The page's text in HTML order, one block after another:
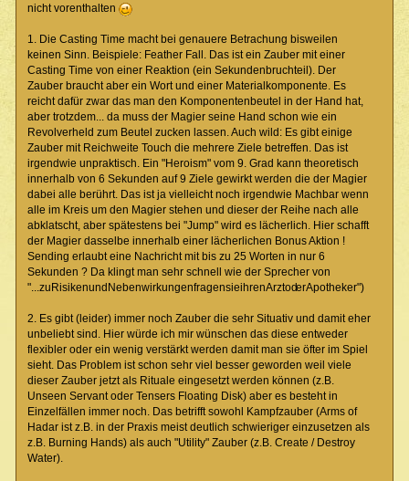
nicht vorenthalten
1. Die Casting Time macht bei genauere Betrachung bisweilen
keinen Sinn. Beispiele: Feather Fall. Das ist ein Zauber mit einer
Casting Time von einer Reaktion (ein Sekundenbruchteil). Der
Zauber braucht aber ein Wort und einer Materialkomponente. Es
reicht dafür zwar das man den Komponentenbeutel in der Hand hat,
aber trotzdem... da muss der Magier seine Hand schon wie ein
Revolverheld zum Beutel zucken lassen. Auch wild: Es gibt einige
Zauber mit Reichweite Touch die mehrere Ziele betreffen. Das ist
irgendwie unpraktisch. Ein "Heroism" vom 9. Grad kann theoretisch
innerhalb von 6 Sekunden auf 9 Ziele gewirkt werden die der Magier
dabei alle berührt. Das ist ja vielleicht noch irgendwie Machbar wenn
alle im Kreis um den Magier stehen und dieser der Reihe nach alle
abklatscht, aber spätestens bei "Jump" wird es lächerlich. Hier schafft
der Magier dasselbe innerhalb einer lächerlichen Bonus Aktion !
Sending erlaubt eine Nachricht mit bis zu 25 Worten in nur 6
Sekunden ? Da klingt man sehr schnell wie der Sprecher von
"...zuRisikenundNebenwirkungenfragensieihrenArztoderApotheker")
2. Es gibt (leider) immer noch Zauber die sehr Situativ und damit eher
unbeliebt sind. Hier würde ich mir wünschen das diese entweder
flexibler oder ein wenig verstärkt werden damit man sie öfter im Spiel
sieht. Das Problem ist schon sehr viel besser geworden weil viele
dieser Zauber jetzt als Rituale eingesetzt werden können (z.B.
Unseen Servant oder Tensers Floating Disk) aber es besteht in
Einzelfällen immer noch. Das betrifft sowohl Kampfzauber (Arms of
Hadar ist z.B. in der Praxis meist deutlich schwieriger einzusetzen als
z.B. Burning Hands) als auch "Utility" Zauber (z.B. Create / Destroy
Water).